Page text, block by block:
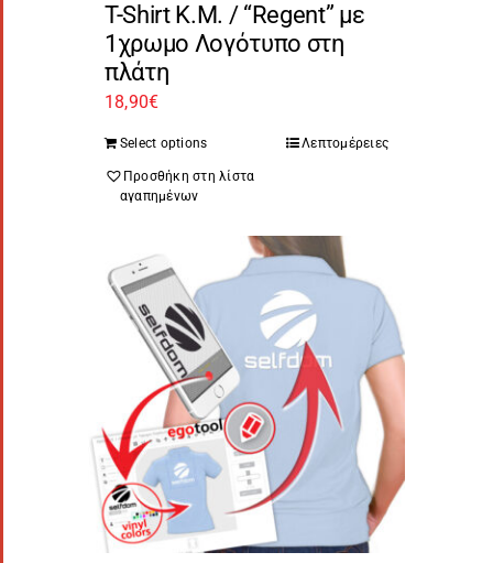
T-Shirt Κ.Μ. / “Regent” με
1χρωμο Λογότυπο στη
πλάτη
18,90€
Select options Λεπτομέρειες
Προσθήκη στη λίστα
αγαπημένων